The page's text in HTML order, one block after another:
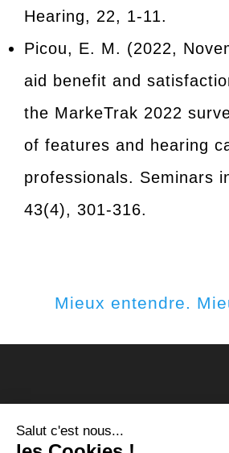
Hearing, 22, 1-11.
Picou, E. M. (2022,
aid benefit and
the MarkeTrak 2022
of features and hearing
professionals. Seminars
43(4), 301-316.
Mieux entendre.
Mentions légales